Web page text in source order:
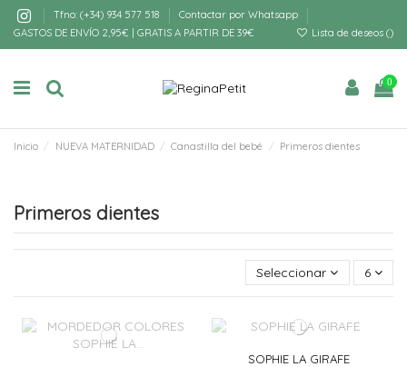
Tfno: (+34) 934 577 518
Contactar por Whatsapp
GASTOS DE ENVÍO 2,95€ | GRATIS A PARTIR DE 39€
Lista de deseos ()
0
Inicio NUEVA MATERNIDAD Canastilla del bebé Primeros dientes
Primeros dientes
Seleccionar 6
SOPHIE LA GIRAFE